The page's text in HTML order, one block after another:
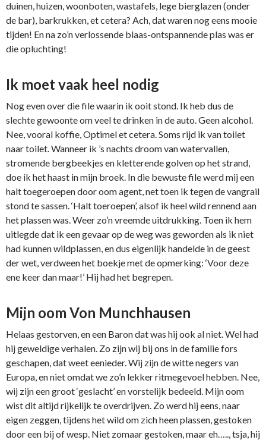
duinen, huizen, woonboten, wastafels, lege bierglazen (onder
de bar), barkrukken, et cetera? Ach, dat waren nog eens mooie
tijden! En na zo’n verlossende blaas-ontspannende plas was er
die opluchting!
Ik moet vaak heel nodig
Nog even over die file waarin ik ooit stond. Ik heb dus de
slechte gewoonte om veel te drinken in de auto. Geen alcohol.
Nee, vooral koffie, Optimel et cetera. Soms rijd ik van toilet
naar toilet. Wanneer ik ’s nachts droom van watervallen,
stromende bergbeekjes en kletterende golven op het strand,
doe ik het haast in mijn broek. In die bewuste file werd mij een
halt toegeroepen door oom agent, net toen ik tegen de vangrail
stond te sassen. ‘Halt toeroepen’, alsof ik heel wild rennend aan
het plassen was. Weer zo’n vreemde uitdrukking. Toen ik hem
uitlegde dat ik een gevaar op de weg was geworden als ik niet
had kunnen wildplassen, en dus eigenlijk handelde in de geest
der wet, verdween het boekje met de opmerking: ‘Voor deze
ene keer dan maar!’ Hij had het begrepen.
Mijn oom Von Munchhausen
Helaas gestorven, en een Baron dat was hij ook al niet. Wel had
hij geweldige verhalen. Zo zijn wij bij ons in de familie fors
geschapen, dat weet eenieder. Wij zijn de witte negers van
Europa, en niet omdat we zo’n lekker ritmegevoel hebben. Nee,
wij zijn een groot ‘geslacht’ en vorstelijk bedeeld. Mijn oom
wist dit altijd rijkelijk te overdrijven. Zo werd hij eens, naar
eigen zeggen, tijdens het wild om zich heen plassen, gestoken
door een bij of wesp. Niet zomaar gestoken, maar eh….., tsja, hij